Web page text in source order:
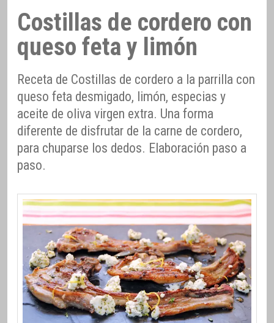
Costillas de cordero con
queso feta y limón
Receta de Costillas de cordero a la parrilla con
queso feta desmigado, limón, especias y
aceite de oliva virgen extra. Una forma
diferente de disfrutar de la carne de cordero,
para chuparse los dedos. Elaboración paso a
paso.